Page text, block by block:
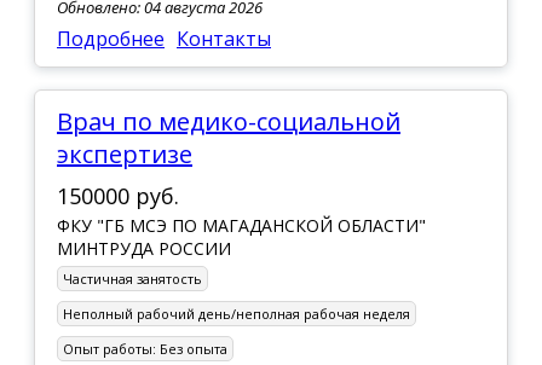
Обновлено: 04 августа 2026
Подробнее Контакты
Врач по медико-социальной
экспертизе
150000 руб.
ФКУ "ГБ МСЭ ПО МАГАДАНСКОЙ ОБЛАСТИ"
МИНТРУДА РОССИИ
Частичная занятость
Неполный рабочий день/неполная рабочая неделя
Опыт работы: Без опыта